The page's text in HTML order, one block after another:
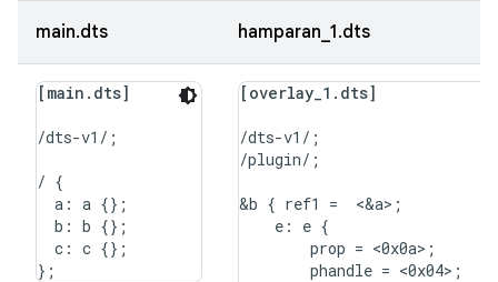
main.dts hamparan_1.dts
[main.dts]
/dts-v1/;
/ {
  a: a {};
  b: b {};
  c: c {};
[overlay_1.dts]
/dts-v1/;
/plugin/;
&b { ref1 =  <&a>;
    e: e {
        prop = <0x0a>;
        phandle = <0x04>;